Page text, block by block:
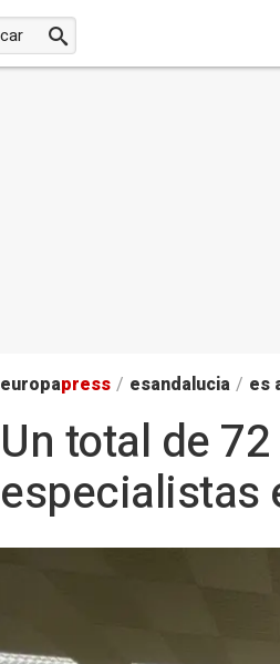
europapress / esandalucia / es
Un total de
especialistas